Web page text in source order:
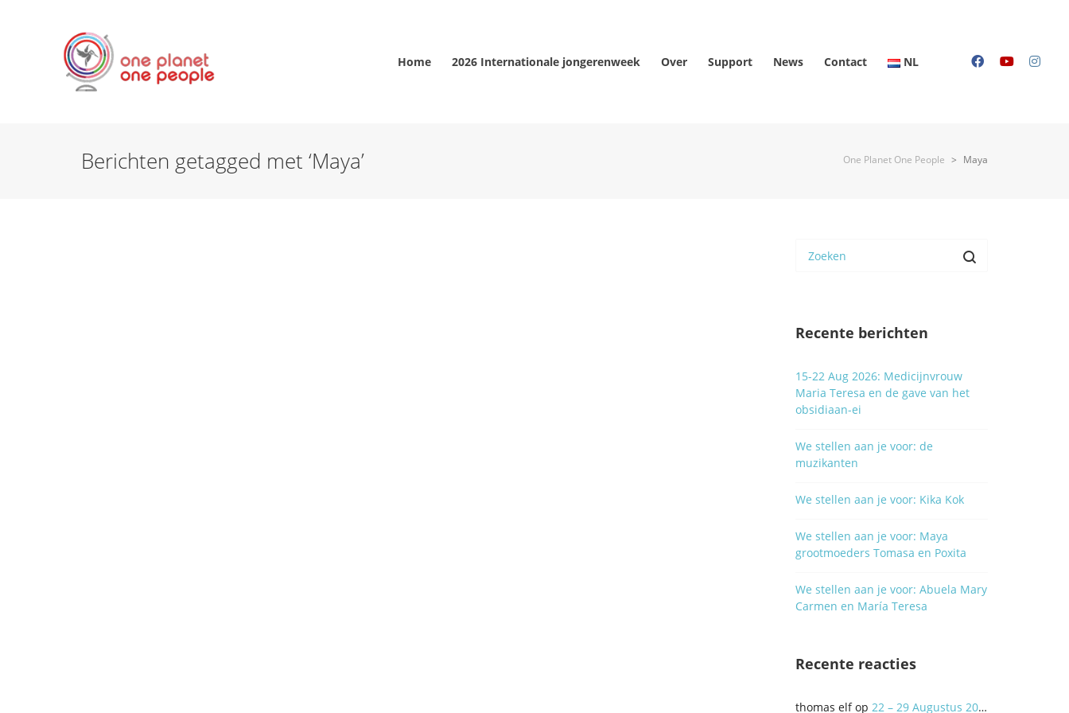
Home 2026 Internationale jongerenweek Over Support News Contact NL
Berichten getagged met ‘Maya’ One Planet One People > Maya
Recente berichten
15-22 Aug 2026: Medicijnvrouw
Maria Teresa en de gave van het
obsidiaan-ei
We stellen aan je voor: de
muzikanten
We stellen aan je voor: Kika Kok
We stellen aan je voor: Maya
grootmoeders Tomasa en Poxita
We stellen aan je voor: Abuela Mary
Carmen en María Teresa
Recente reacties
thomas elfop 22 – 29 Augustus 2020 Internationale Gathering: A Better World? Let’s do it Together!